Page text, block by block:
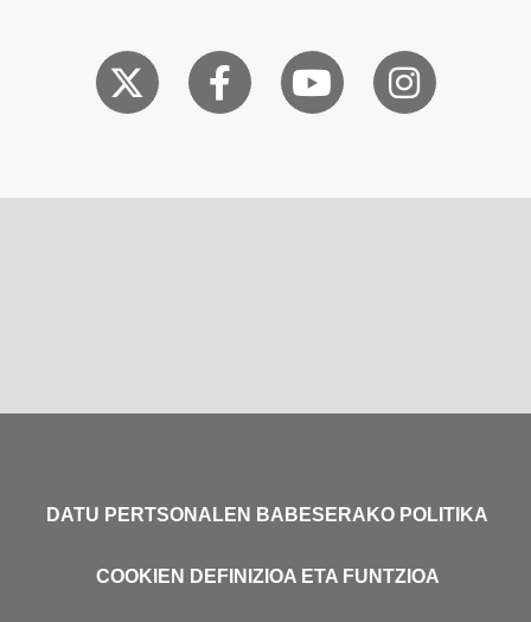
DATU PERTSONALEN BABESERAKO POLITIKA
COOKIEN DEFINIZIOA ETA FUNTZIOA